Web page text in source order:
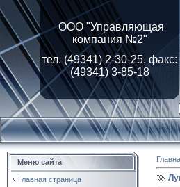
ООО "Управляющая
компания №2"
тел. (49341) 2-30-25, факс:
(49341) 3-85-18
Меню сайта
Главная страница